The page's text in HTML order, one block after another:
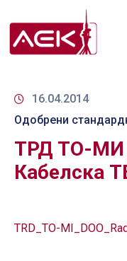
ЗА
ДОКУМЕНТИ
РФ
ТЕЛЕКОМУНИКАЦИИ
16.04.2014
Одобрени
ТРД ТО-МИ
Кабелска
TRD_TO-